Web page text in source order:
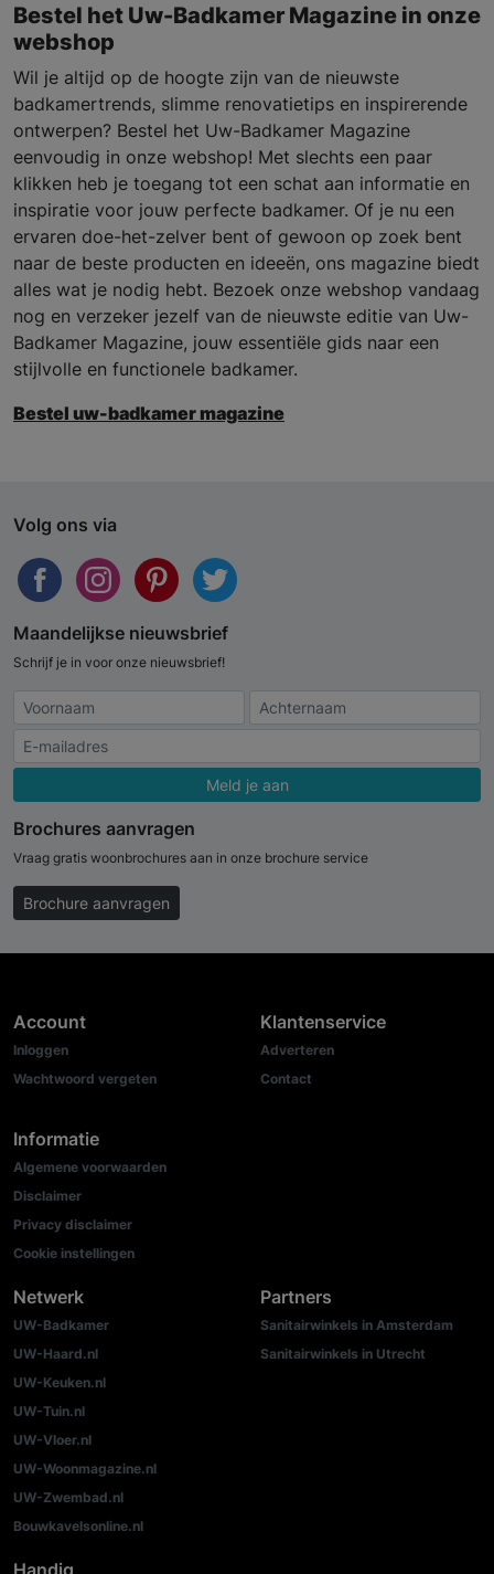
Bestel het Uw-Badkamer Magazine in onze
webshop
Wil je altijd op de hoogte zijn van de nieuwste
badkamertrends, slimme renovatietips en inspirerende
ontwerpen? Bestel het Uw-Badkamer Magazine
eenvoudig in onze webshop! Met slechts een paar
klikken heb je toegang tot een schat aan informatie en
inspiratie voor jouw perfecte badkamer. Of je nu een
ervaren doe-het-zelver bent of gewoon op zoek bent
naar de beste producten en ideeën, ons magazine biedt
alles wat je nodig hebt. Bezoek onze webshop vandaag
nog en verzeker jezelf van de nieuwste editie van Uw-
Badkamer Magazine, jouw essentiële gids naar een
stijlvolle en functionele badkamer.
Bestel uw-badkamer magazine
Volg ons via
Maandelijkse nieuwsbrief
Schrijf je in voor onze nieuwsbrief!
Meld je aan
Brochures aanvragen
Vraag gratis woonbrochures aan in onze brochure service
Brochure aanvragen
Account
Inloggen
Wachtwoord vergeten
Informatie
Algemene voorwaarden
Disclaimer
Privacy disclaimer
Cookie instellingen
Klantenservice
Adverteren
Contact
Netwerk
UW-Badkamer
UW-Haard.nl
UW-Keuken.nl
UW-Tuin.nl
UW-Vloer.nl
UW-Woonmagazine.nl
UW-Zwembad.nl
Bouwkavelsonline.nl
Partners
Sanitairwinkels in Amsterdam
Sanitairwinkels in Utrecht
Handig